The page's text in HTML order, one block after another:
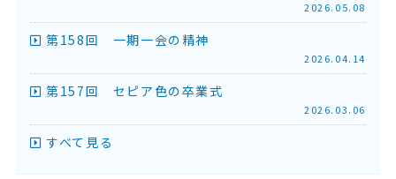
2026.05.08
第158回 一期一会の精神
2026.04.14
第157回 セピア色の卒業式
2026.03.06
すべて見る